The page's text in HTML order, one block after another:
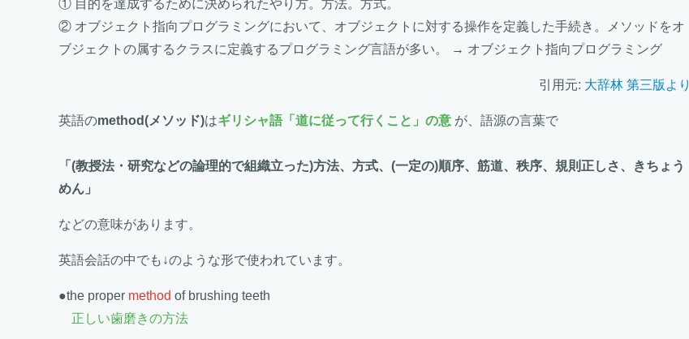
① 目的を達成するために決められたやり方。方法。方式。
② オブジェクト指向プログラミングにおいて、オブジェクトに対する操作を定義した手続き。メソッドをオ
ブジェクトの属するクラスに定義するプログラミング言語が多い。 → オブジェクト指向プログラミング
引用元: 大辞林 第三版より
英語のmethod(メソッド)はギリシャ語「道に従って行くこと」の意 が、語源の言葉で
「(教授法・研究などの論理的で組織立った)方法、方式、(一定の)順序、筋道、秩序、規則正しさ、きちょう
めん」
などの意味があります。
英語会話の中でも↓のような形で使われています。
●the proper method of brushing teeth
正しい歯磨きの方法